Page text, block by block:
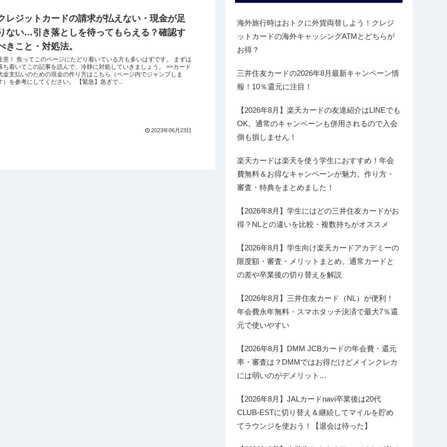
レジットカードの請求が払えない・現金が足
ない…引き落としを待ってもらえる？確認す
きこと・対処法。
意！ 焦ってこのページにたどり着いている方も多いはずです。 まずは
ち着いてこの記事を読んで、冷静に対処していきましょう。 >>カード
金支払いのための現金の作り方はこちら（ページ内でジャンプしま
）を参考にしてください。 【緊急】急ぎで...
2023年06月23日
海外旅行時はおトクに外貨両替しよう！クレジ
ットカードの海外キャッシングATMとどちらが
お得？
三井住友カードの2026年8月最新キャンペーン情
報！10％還元に注目！
【2026年8月】楽天カードの友達紹介はLINEでも
OK。通常のキャンペーンも併用されるので入会
側も損しません！
楽天カードは楽天を使う学生におすすめ！年会
費無料＆お得なキャンペーンが魅力。作り方・
審査・特典をまとめました！
【2026年8月】学生にはどの三井住友カードがお
得？NLとの違いを比較・複数持ちがオススメ
【2026年8月】学生向け楽天カードアカデミーの
限度額・審査・メリットまとめ。通常カードと
の差や卒業後の切り替えを解説
【2026年8月】三井住友カード（NL）が便利！
年会費永年無料・スマホタッチ決済で最大7％還
元で使いやすい
【2026年8月】DMM JCBカードの年会費・還元
率・審査は？DMMではお得だけどメインクレカ
には弱いのがデメリット…
【2026年8月】JALカードnavi卒業後は20代
CLUB-ESTに切り替え＆継続してマイルを貯め
てラウンジを使おう！【退会は待った】